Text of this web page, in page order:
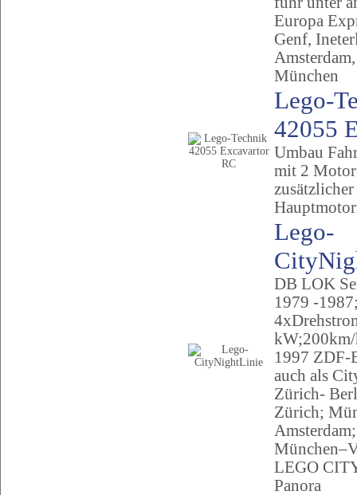
Europa
Genf,
München
Lego-
42055
Umbau
mit 2
Lego-
DB LOK
1979 -
1997 ZDF-
auch als
Zürich-
Zürich;
LEGO
Panora